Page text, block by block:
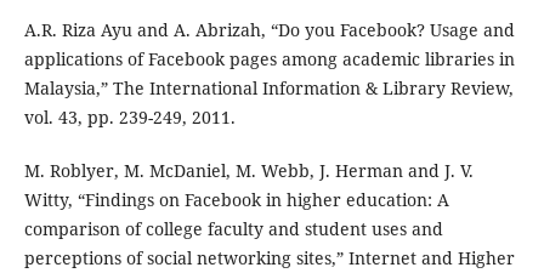
A.R. Riza Ayu and A. Abrizah, “Do you Facebook? Usage and
applications of Facebook pages among academic libraries in
Malaysia,” The International Information & Library Review,
vol. 43, pp. 239-249, 2011.
M. Roblyer, M. McDaniel, M. Webb, J. Herman and J. V.
Witty, “Findings on Facebook in higher education: A
comparison of college faculty and student uses and
perceptions of social networking sites,” Internet and Higher